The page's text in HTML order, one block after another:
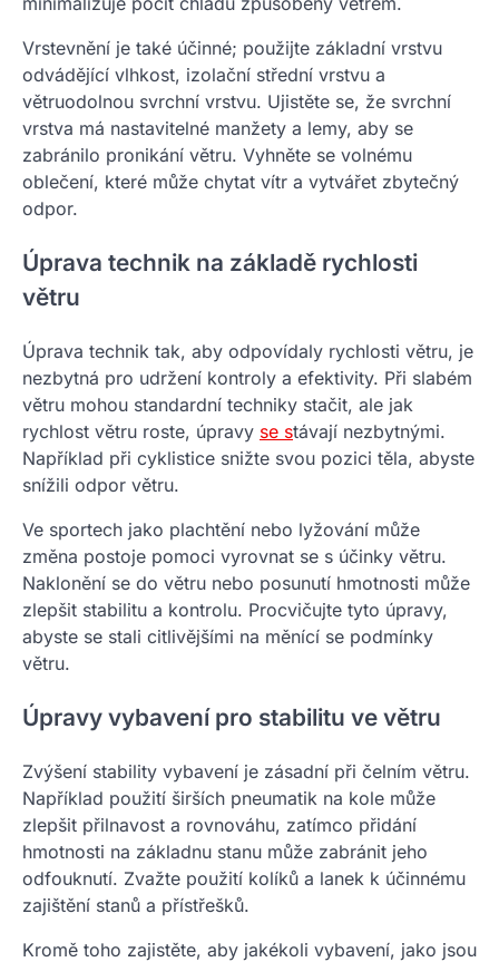
Vrstevnění je také účinné; použijte základní vrstvu
odvádějící vlhkost, izolační střední vrstvu a
větruodolnou svrchní vrstvu. Ujistěte se, že svrchní
vrstva má nastavitelné manžety a lemy, aby se
zabránilo pronikání větru. Vyhněte se volnému
oblečení, které může chytat vítr a vytvářet zbytečný
odpor.
Úprava technik na základě rychlosti
větru
Úprava technik tak, aby odpovídaly rychlosti větru, je
nezbytná pro udržení kontroly a efektivity. Při slabém
větru mohou standardní techniky stačit, ale jak
rychlost větru roste, úpravy se stávají nezbytnými.
Například při cyklistice snižte svou pozici těla, abyste
snížili odpor větru.
Ve sportech jako plachtění nebo lyžování může
změna postoje pomoci vyrovnat se s účinky větru.
Naklonění se do větru nebo posunutí hmotnosti může
zlepšit stabilitu a kontrolu. Procvičujte tyto úpravy,
abyste se stali citlivějšími na měnící se podmínky
větru.
Úpravy vybavení pro stabilitu ve větru
Zvýšení stability vybavení je zásadní při čelním větru.
Například použití širších pneumatik na kole může
zlepšit přilnavost a rovnováhu, zatímco přidání
hmotnosti na základnu stanu může zabránit jeho
odfouknutí. Zvažte použití kolíků a lanek k účinnému
zajištění stanů a přístřešků.
Kromě toho zajistěte, aby jakékoli vybavení, jako jsou